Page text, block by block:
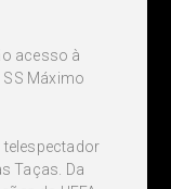
acesso à
Máximo
telespectador
Taças. Da